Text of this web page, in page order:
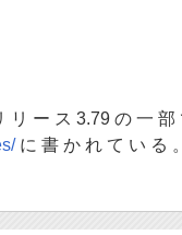
リ ー ス 3.79 の 一
に 書 か れ て い る 。